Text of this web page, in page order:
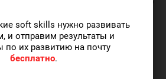
Гладуэлл
момент. Как
soft skills нужно развивать
и отправим результаты и
по их развитию на почту
бесплатно.